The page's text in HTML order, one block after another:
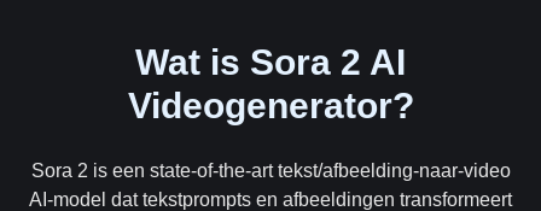
Wat is Sora 2 AI
Videogenerator?
Sora 2 is een state-of-the-art tekst/afbeelding-naar-video
AI-model dat tekstprompts en afbeeldingen transformeert